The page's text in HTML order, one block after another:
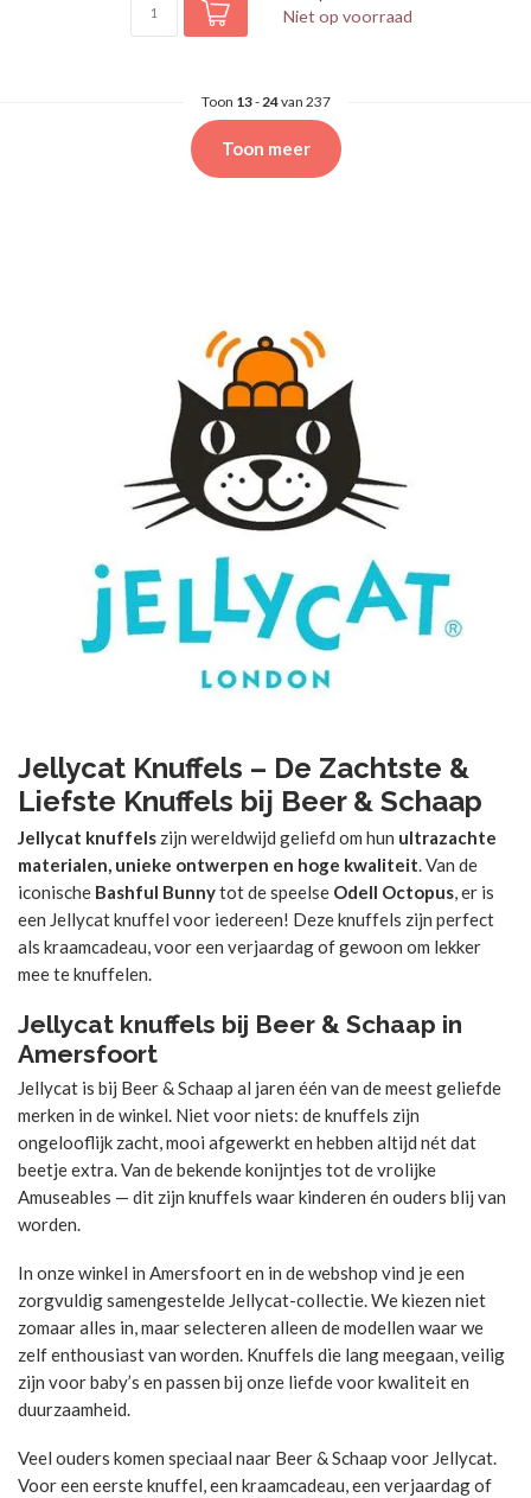
Niet op voorraad
Toon 13-24van 237
Toon meer
Jellycat Knuffels – De Zachtste &
Liefste Knuffels bij Beer & Schaap
Jellycat knuffels zijn wereldwijd geliefd om hun ultrazachte
materialen, unieke ontwerpen en hoge kwaliteit. Van de
iconische Bashful Bunnytot de speelse Odell Octopus, er is
een Jellycat knuffel voor iedereen! Deze knuffels zijn perfect
als kraamcadeau, voor een verjaardag of gewoon om lekker
mee te knuffelen.
Jellycat knuffels bij Beer & Schaap in
Amersfoort
Jellycat is bij Beer & Schaap al jaren één van de meest geliefde
merken in de winkel. Niet voor niets: de knuffels zijn
ongelooflijk zacht, mooi afgewerkt en hebben altijd nét dat
beetje extra. Van de bekende konijntjes tot de vrolijke
Amuseables — dit zijn knuffels waar kinderen én ouders blij van
worden.
In onze winkel in Amersfoort en in de webshop vind je een
zorgvuldig samengestelde Jellycat-collectie. We kiezen niet
zomaar alles in, maar selecteren alleen de modellen waar we
zelf enthousiast van worden. Knuffels die lang meegaan, veilig
zijn voor baby’s en passen bij onze liefde voor kwaliteit en
duurzaamheid.
Veel ouders komen speciaal naar Beer & Schaap voor Jellycat.
Voor een eerste knuffel, een kraamcadeau, een verjaardag of